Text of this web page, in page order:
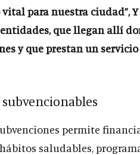
para nuestra ciudad”,
que llegan allí
y que prestan un
permite
saludables,